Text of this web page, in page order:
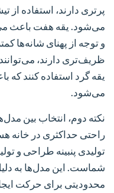
پرتری دارند، استفاده از
می‌شود. یقه هفت باعث
و توجه از پهنای شانه‌ها
ظریف‌تری دارند،
یقه گرد استفاده کنند که
می‌شود.
نکته دوم، انتخاب بین
راحتی حداکثری در خانه
تولیدی پنبینه طراحی و
شماست. این مدل‌ها به
محدودیتی برای حرکت